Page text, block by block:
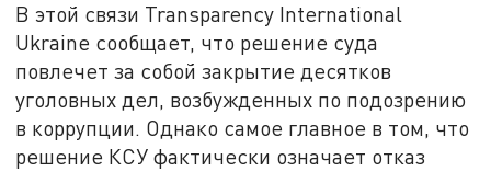
В этой связи Transparency International
Ukraine сообщает, что решение суда
повлечет за собой закрытие десятков
уголовных дел, возбужденных по подозрению
в коррупции. Однако самое главное в том, что
решение КСУ фактически означает отказ